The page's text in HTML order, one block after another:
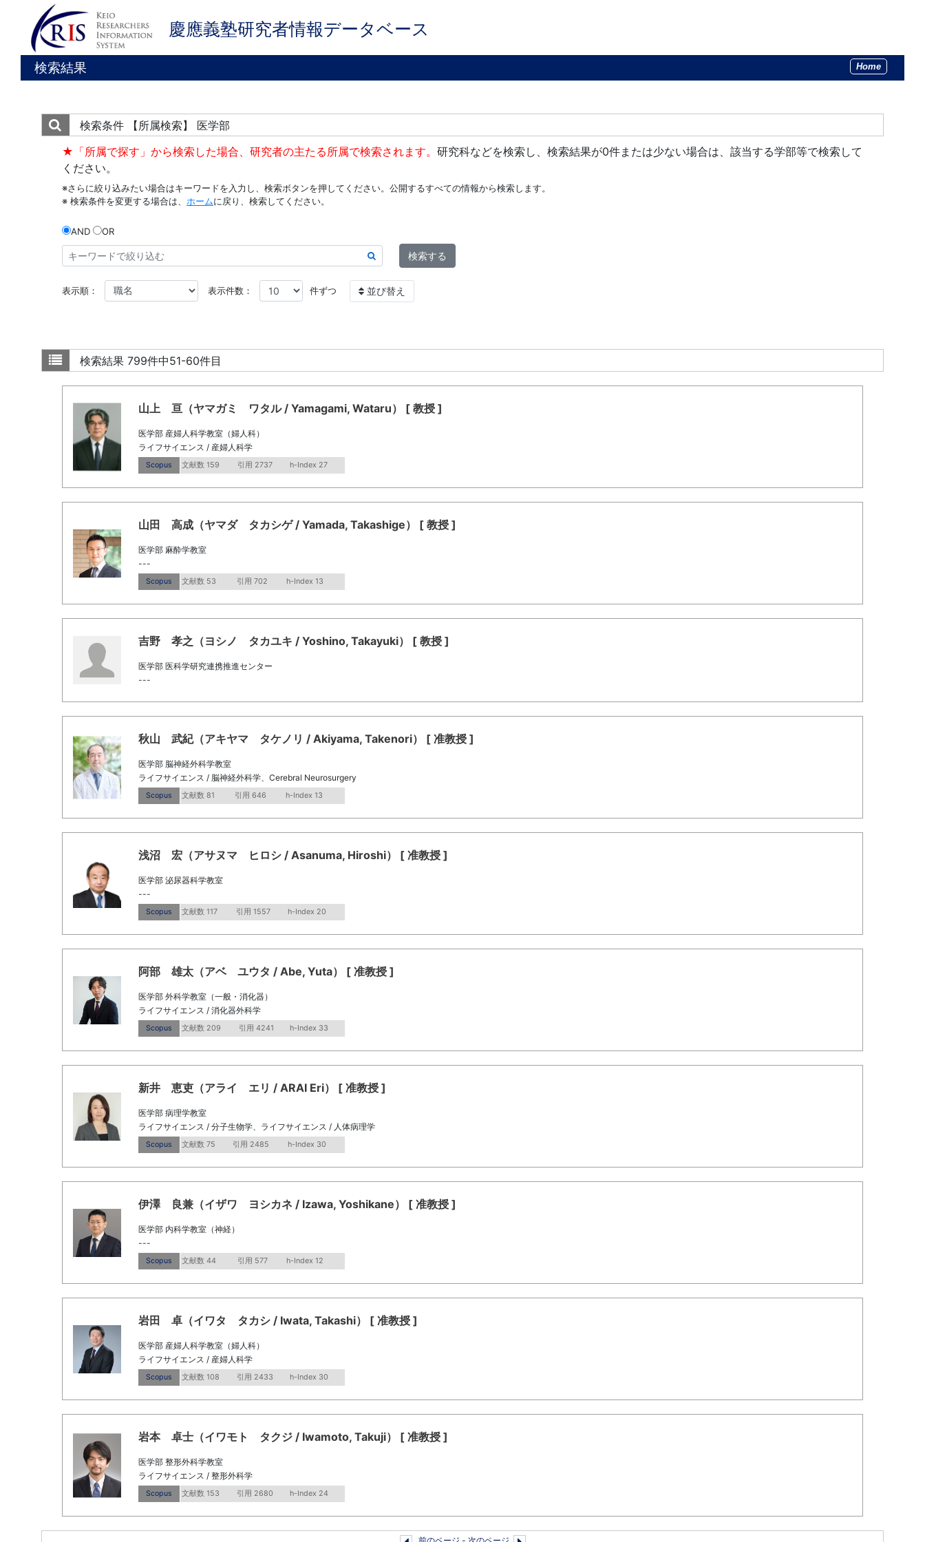
慶應義塾研究者情報データベース
検索結果 Home
検索条件
【所属検索】 医学部
★「所属で探す」から検索した場合、研究者の主たる所属で検索されます。 研究科などを検索し、検索結果が0件または少ない場合は、該当する学部等で検索して
ください。
※さらに絞り込みたい場合はキーワードを入力し、検索ボタンを押してください。公開するすべての情報から検索します。
※ 検索条件を変更する場合は、 ホームに戻り、検索してください。
AND OR
検索する
表示順： 表示件数： 件ずつ 並び替え
検索結果 799件中51-60件目
山上 亘（ヤマガミ ワタル / Yamagami, Wataru） [ 教授 ]
医学部 産婦人科学教室（婦人科）
ライフサイエンス / 産婦人科学
Scopus 文献数 159 引用 2737 h-Index 27
山田 高成（ヤマダ タカシゲ / Yamada, Takashige） [ 教授 ]
医学部 麻酔学教室
---
Scopus 文献数 53 引用 702 h-Index 13
吉野 孝之（ヨシノ タカユキ / Yoshino, Takayuki） [ 教授 ]
医学部 医科学研究連携推進センター
---
秋山 武紀（アキヤマ タケノリ / Akiyama, Takenori） [ 准教授 ]
医学部 脳神経外科学教室
ライフサイエンス / 脳神経外科学、Cerebral Neurosurgery
Scopus 文献数 81 引用 646 h-Index 13
浅沼 宏（アサヌマ ヒロシ / Asanuma, Hiroshi） [ 准教授 ]
医学部 泌尿器科学教室
---
Scopus 文献数 117 引用 1557 h-Index 20
阿部 雄太（アベ ユウタ / Abe, Yuta） [ 准教授 ]
医学部 外科学教室（一般・消化器）
ライフサイエンス / 消化器外科学
Scopus 文献数 209 引用 4241 h-Index 33
新井 恵吏（アライ エリ / ARAI Eri） [ 准教授 ]
医学部 病理学教室
ライフサイエンス / 分子生物学、ライフサイエンス / 人体病理学
Scopus 文献数 75 引用 2485 h-Index 30
伊澤 良兼（イザワ ヨシカネ / Izawa, Yoshikane） [ 准教授 ]
医学部 内科学教室（神経）
---
Scopus 文献数 44 引用 577 h-Index 12
岩田 卓（イワタ タカシ / Iwata, Takashi） [ 准教授 ]
医学部 産婦人科学教室（婦人科）
ライフサイエンス / 産婦人科学
Scopus 文献数 108 引用 2433 h-Index 30
岩本 卓士（イワモト タクジ / Iwamoto, Takuji） [ 准教授 ]
医学部 整形外科学教室
ライフサイエンス / 整形外科学
Scopus 文献数 153 引用 2680 h-Index 24